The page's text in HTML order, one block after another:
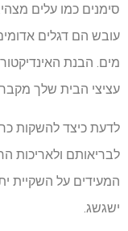
סימנים כמו עלים
עובש הם דגלים
מים. הבנת
עציצי הבית שלך
לדעת כיצד להשקות
לבריאותם ולאריכות
המעידים על השקיית
ישגשג.